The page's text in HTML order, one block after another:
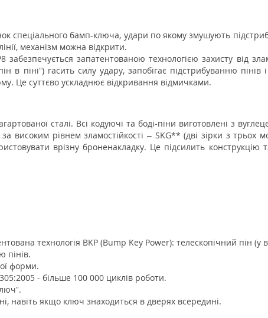
спеціального бамп-ключа, удари по якому змушують
механізм можна відкрити.
запатентованою технологією захисту від
в піні”) гасить силу удару, запобігає підстрибуванню
Це суттєво ускладнює відкривання відмичками.
сталі. Всі кодуючі та боді-піни виготовлені з
високим рівнем зламостійкості – SKG** (дві зірки з трьох
врізну броненакладку. Це підсилить конструкцію
технологія BKP (Bump Key Power): телескопічний пін (у
пінів.
форми.
- більше 100 000 циклів роботи.
навіть якщо ключ знаходиться в дверях всередині.